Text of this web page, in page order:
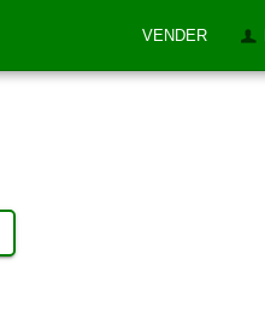
VENDER